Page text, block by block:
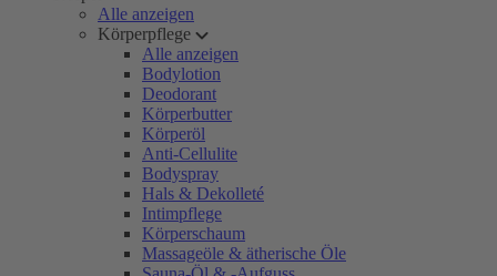
Alle anzeigen
Körperpflege
Alle anzeigen
Bodylotion
Deodorant
Körperbutter
Körperöl
Anti-Cellulite
Bodyspray
Hals & Dekolleté
Intimpflege
Körperschaum
Massageöle & ätherische Öle